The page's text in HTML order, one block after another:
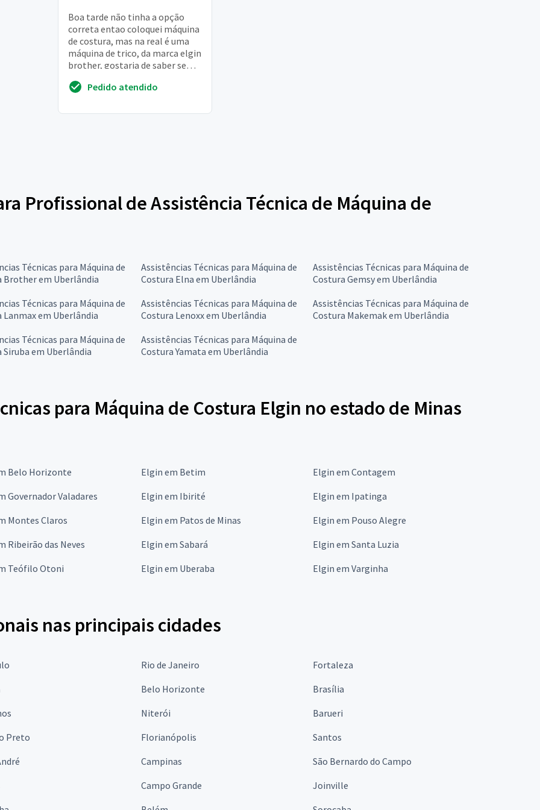
Boa tarde não tinha a opção
correta entao coloquei máquina
de costura, mas na real é uma
máquina de trico, da marca elgin
brother, gostaria de saber se
da pra...Pedido atendido
Profissional de Assistência Técnica de Máquina de
Técnicas para Máquina de
Brother em Uberlândia
Assistências Técnicas para Máquina de
Costura Elna em Uberlândia
Assistências Técnicas para Máquina de
Costura Gemsy em Uberlândia
Técnicas para Máquina de
Lanmax em Uberlândia
Assistências Técnicas para Máquina de
Costura Lenoxx em Uberlândia
Assistências Técnicas para Máquina de
Costura Makemak em Uberlândia
Técnicas para Máquina de
Siruba em Uberlândia
Assistências Técnicas para Máquina de
Costura Yamata em Uberlândia
para Máquina de Costura Elgin no estado de Minas
Belo Horizonte Elgin em Betim
Elgin em Contagem
Governador Valadares
Elgin em Ibirité
Elgin em Ipatinga
Montes Claros
Elgin em Patos de Minas
Elgin em Pouso Alegre
Ribeirão das Neves
Elgin em Sabará
Elgin em Santa Luzia
Teófilo Otoni
Elgin em Uberaba Elgin em Varginha
nas principais cidades
Rio de Janeiro
Fortaleza
Belo Horizonte
Brasília
Niterói
Barueri
Preto
Florianópolis
Santos
Campinas
São Bernardo do Campo
Campo Grande
Joinville